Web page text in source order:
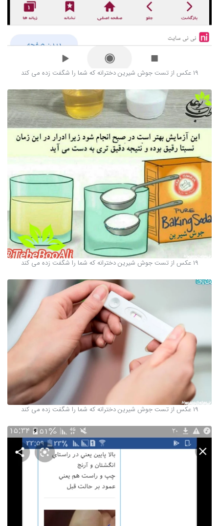
19 عکس از تست جوش شیرین دخترانه که شما را شگفت زده می کند
19 عکس از تست جوش شیرین دخترانه که شما را شگفت زده می کند
19 عکس از تست جوش شیرین دخترانه که شما را شگفت زده می کند